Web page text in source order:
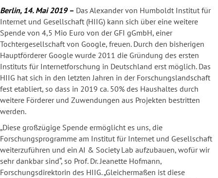
Berlin, 14. Mai 2019 – Das Alexander von Humboldt Institut für
Internet und Gesellschaft (HIIG) kann sich über eine weitere
Spende von 4,5 Mio Euro von der GFI gGmbH, einer
Tochtergesellschaft von Google, freuen. Durch den bisherigen
Hauptförderer Google wurde 2011 die Gründung des ersten
Instituts für Internetforschung in Deutschland erst möglich. Das
HIIG hat sich in den letzten Jahren in der Forschungslandschaft
fest etabliert, so dass in 2019 ca. 50% des Haushaltes durch
weitere Förderer und Zuwendungen aus Projekten bestritten
werden.
„Diese großzügige Spende ermöglicht es uns, die
Forschungsprogramme am Institut für Internet und Gesellschaft
weiterzuführen und ein AI & Society Lab aufzubauen, wofür wir
sehr dankbar sind“, so Prof. Dr. Jeanette Hofmann,
Forschungsdirektorin des HIIG. „Gleichermaßen ist diese